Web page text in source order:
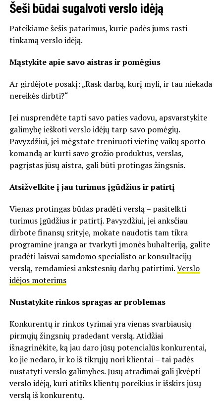
Šeši būdai sugalvoti verslo idėją
Pateikiame šešis patarimus, kurie padės jums rasti
tinkamą verslo idėją.
Mąstykite apie savo aistras ir pomėgius
Ar girdėjote posakį: „Rask darbą, kurį myli, ir tau niekada
nereikės dirbti?“
Jei nusprendėte tapti savo paties vadovu, apsvarstykite
galimybę ieškoti verslo idėjų tarp savo pomėgių.
Pavyzdžiui, jei mėgstate treniruoti vietinę vaikų sporto
komandą ar kurti savo grožio produktus, verslas,
pagrįstas jūsų aistra, gali būti protingas žingsnis.
Atsižvelkite į jau turimus įgūdžius ir patirtį
Vienas protingas būdas pradėti verslą – pasitelkti
turimus įgūdžius ir patirtį. Pavyzdžiui, jei anksčiau
dirbote finansų srityje, mokate naudotis tam tikra
programine įranga ar tvarkyti įmonės buhalteriją, galite
pradėti laisvai samdomo specialisto ar konsultacijų
verslą, remdamiesi ankstesnių darbų patirtimi.Verslo
idėjos moterims
Nustatykite rinkos spragas ar problemas
Konkurentų ir rinkos tyrimai yra vienas svarbiausių
pirmųjų žingsnių pradedant verslą. Atidžiai
išnagrinėkite, ką jau daro jūsų potencialūs konkurentai,
ko jie nedaro, ir ko iš tikrųjų nori klientai – tai padės
nustatyti verslo galimybes. Jūsų atradimai gali įkvėpti
verslo idėją, kuri atitiks klientų poreikius ir išskirs jūsų
verslą iš konkurentų.